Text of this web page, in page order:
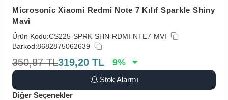
Microsonic Xiaomi Redmi Note 7 Kılıf Sparkle Shiny
Mavi
Ürün Kodu:CS225-SPRK-SHN-RDMI-NTE7-MVI
Barkod:8682875062639
350,87 TL319,20 TL 9%
Stok Alarmı
Diğer Seçenekler